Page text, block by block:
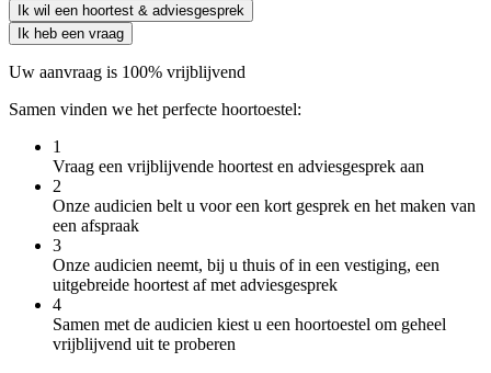
Ik wil een hoortest & adviesgesprek
Ik heb een vraag
Uw aanvraag is 100% vrijblijvend
Samen vinden we het perfecte hoortoestel:
1
Vraag een vrijblijvende hoortest en adviesgesprek aan
2
Onze audicien belt u voor een kort gesprek en het maken van
een afspraak
3
Onze audicien neemt, bij u thuis of in een vestiging, een
uitgebreide hoortest af met adviesgesprek
4
Samen met de audicien kiest u een hoortoestel om geheel
vrijblijvend uit te proberen